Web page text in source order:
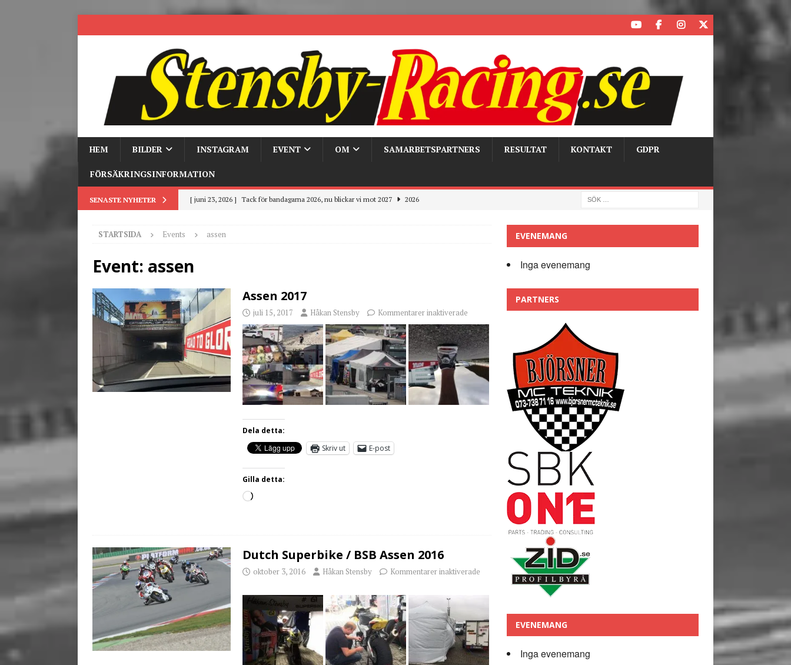
HEM BILDER INSTAGRAM EVENT OM SAMARBETSPARTNERS RESULTAT KONTAKT GDPR
FÖRSÄKRINGSINFORMATION
SENASTE NYHETER [ juni 23, 2026 ] Tack för bandagarna 2026, nu blickar vi mot 2027 2026
[ mars 19, 2026 ]
STARTSIDA Events assen
Event: assen
Assen 2017
juli 15, 2017 Håkan Stensby Kommentarer inaktiverade
Dela detta:
Skriv ut
E-post
Gilla detta:
Dutch Superbike / BSB Assen 2016
oktober 3, 2016 Håkan Stensby Kommentarer inaktiverade
EVENEMANG
Inga evenemang
PARTNERS
EVENEMANG
Inga evenemang